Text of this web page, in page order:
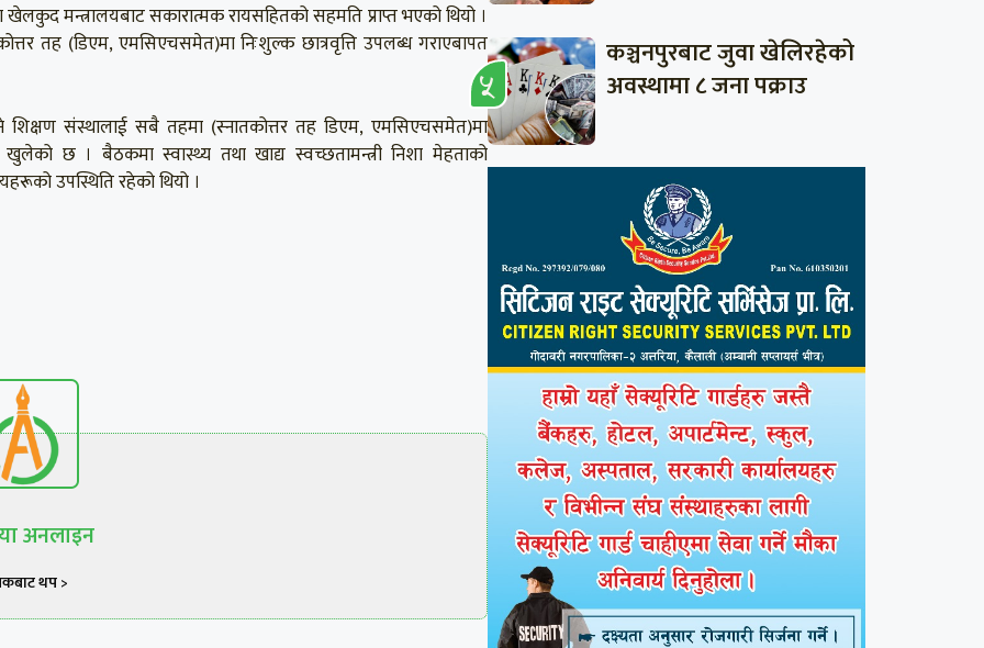
मन्त्रालयबाट सकारात्मक रायसहितको सहमति प्राप्त भएको थियो ।
तह (डिएम, एमसिएचसमेत)मा निःशुल्क छात्रवृत्ति उपलब्ध गराएबापत
शिक्षण संस्थालाई सबै तहमा (स्नातकोत्तर तह डिएम, एमसिएचसमेत)मा
खुलेको छ । बैठकमा स्वास्थ्य तथा खाद्य स्वच्छतामन्त्री निशा मेहताको
उपस्थिति रहेको थियो ।
अनलाइन
थप >
कञ्चनपुरबाट जुवा खेलिरहेको
अवस्थामा ८ जना पक्राउ